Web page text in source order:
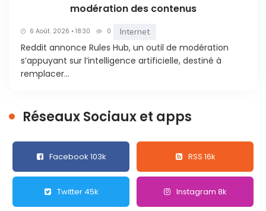
modération des contenus
6 Août. 2026 • 18:30 0 Internet
Reddit annonce Rules Hub, un outil de modération
s’appuyant sur l’intelligence artificielle, destiné à
remplacer...
Réseaux Sociaux et apps
Facebook 103k RSS 16k
Twitter 45k Instagram 8k